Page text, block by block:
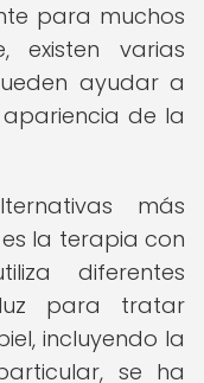
para muchos
existen varias
ayudar a
de la
más
la terapia con
diferentes
para tratar
incluyendo la
se ha